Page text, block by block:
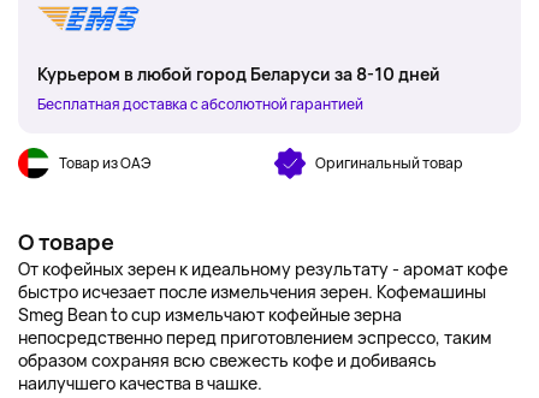
Курьером в любой город Беларуси за 8-10 дней
Бесплатная доставка с абсолютной гарантией
Товар из ОАЭ Оригинальный товар
О товаре
От кофейных зерен к идеальному результату - аромат кофе
быстро исчезает после измельчения зерен. Кофемашины
Smeg Bean to cup измельчают кофейные зерна
непосредственно перед приготовлением эспрессо, таким
образом сохраняя всю свежесть кофе и добиваясь
наилучшего качества в чашке.